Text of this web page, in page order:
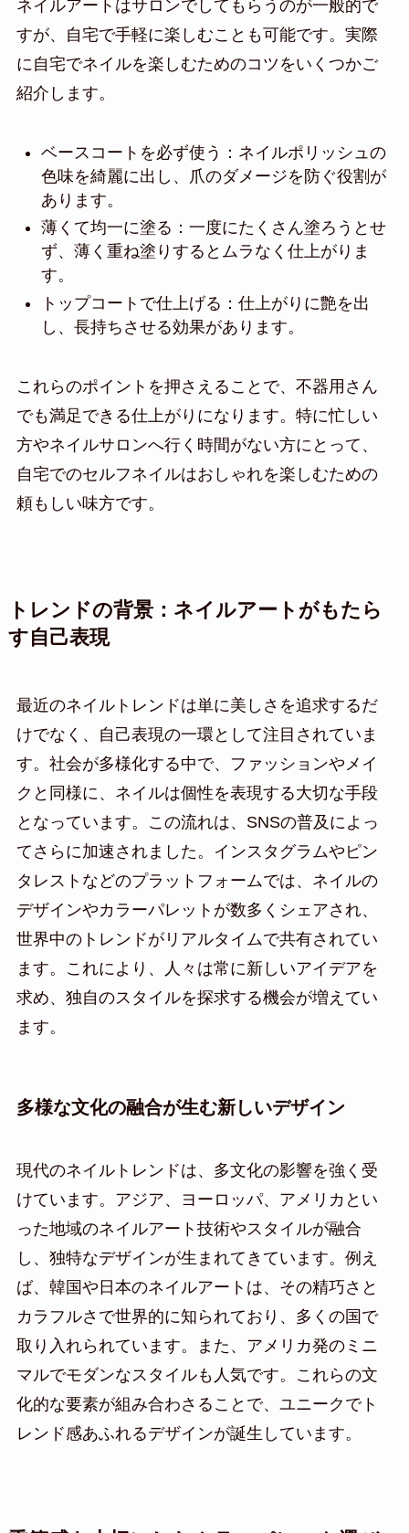
ネイルアートはサロンでしてもらうのが一般的で
すが、自宅で手軽に楽しむことも可能です。実際
に自宅でネイルを楽しむためのコツをいくつかご
紹介します。
ベースコートを必ず使う：ネイルポリッシュの
色味を綺麗に出し、爪のダメージを防ぐ役割が
あります。
薄くて均一に塗る：一度にたくさん塗ろうとせ
ず、薄く重ね塗りするとムラなく仕上がりま
す。
トップコートで仕上げる：仕上がりに艶を出
し、長持ちさせる効果があります。
これらのポイントを押さえることで、不器用さん
でも満足できる仕上がりになります。特に忙しい
方やネイルサロンへ行く時間がない方にとって、
自宅でのセルフネイルはおしゃれを楽しむための
頼もしい味方です。
トレンドの背景：ネイルアートがもたら
す自己表現
最近のネイルトレンドは単に美しさを追求するだ
けでなく、自己表現の一環として注目されていま
す。社会が多様化する中で、ファッションやメイ
クと同様に、ネイルは個性を表現する大切な手段
となっています。この流れは、SNSの普及によっ
てさらに加速されました。インスタグラムやピン
タレストなどのプラットフォームでは、ネイルの
デザインやカラーパレットが数多くシェアされ、
世界中のトレンドがリアルタイムで共有されてい
ます。これにより、人々は常に新しいアイデアを
求め、独自のスタイルを探求する機会が増えてい
ます。
多様な文化の融合が生む新しいデザイン
現代のネイルトレンドは、多文化の影響を強く受
けています。アジア、ヨーロッパ、アメリカとい
った地域のネイルアート技術やスタイルが融合
し、独特なデザインが生まれてきています。例え
ば、韓国や日本のネイルアートは、その精巧さと
カラフルさで世界的に知られており、多くの国で
取り入れられています。また、アメリカ発のミニ
マルでモダンなスタイルも人気です。これらの文
化的な要素が組み合わさることで、ユニークでト
レンド感あふれるデザインが誕生しています。